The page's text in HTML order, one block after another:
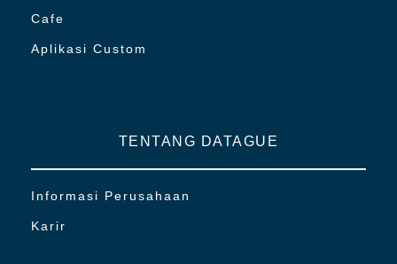
Cafe
Aplikasi Custom
TENTANG DATAGUE
Informasi Perusahaan
Karir